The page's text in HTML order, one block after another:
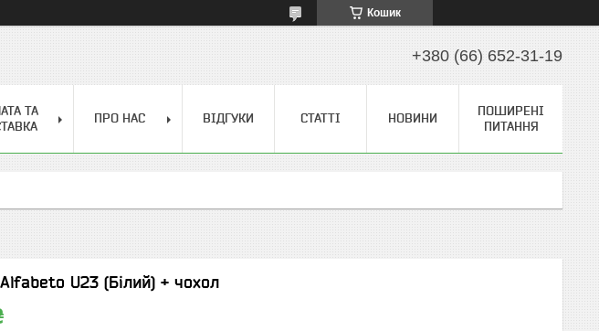
Кошик
+380 (66) 652-31-19
ТА
ПРО НАС ВІДГУКИ СТАТТІ НОВИНИ
ПОШИРЕНІ
ПИТАННЯ
U23 (Білий) + чохол